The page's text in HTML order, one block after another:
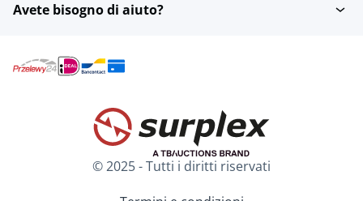
Avete bisogno di aiuto?
© 2025 - Tutti i diritti riservati